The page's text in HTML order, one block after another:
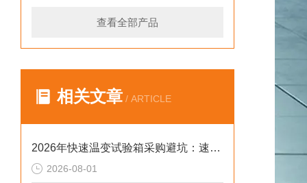
查看全部产品
相关文章 / ARTICLE
2026年快速温变试验箱采购避坑：速率、工况与合规选型逻辑
2026-08-01